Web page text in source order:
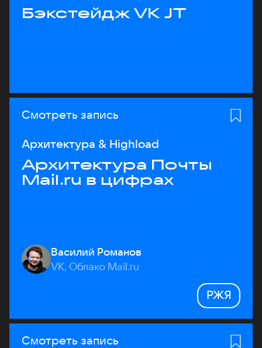
Бэкстейдж VK JT
Смотреть запись
Архитектура & Highload
Архитектура Почты
Mail.ru в цифрах
Василий Романов
VK, Облако Mail.ru
РЖЯ
Смотреть запись